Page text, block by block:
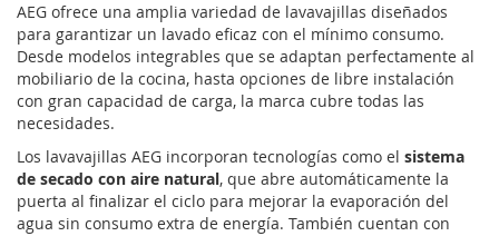
AEG ofrece una amplia variedad de lavavajillas diseñados
para garantizar un lavado eficaz con el mínimo consumo.
Desde modelos integrables que se adaptan perfectamente al
mobiliario de la cocina, hasta opciones de libre instalación
con gran capacidad de carga, la marca cubre todas las
necesidades.
Los lavavajillas AEG incorporan tecnologías como el sistema
de secado con aire natural, que abre automáticamente la
puerta al finalizar el ciclo para mejorar la evaporación del
agua sin consumo extra de energía. También cuentan con